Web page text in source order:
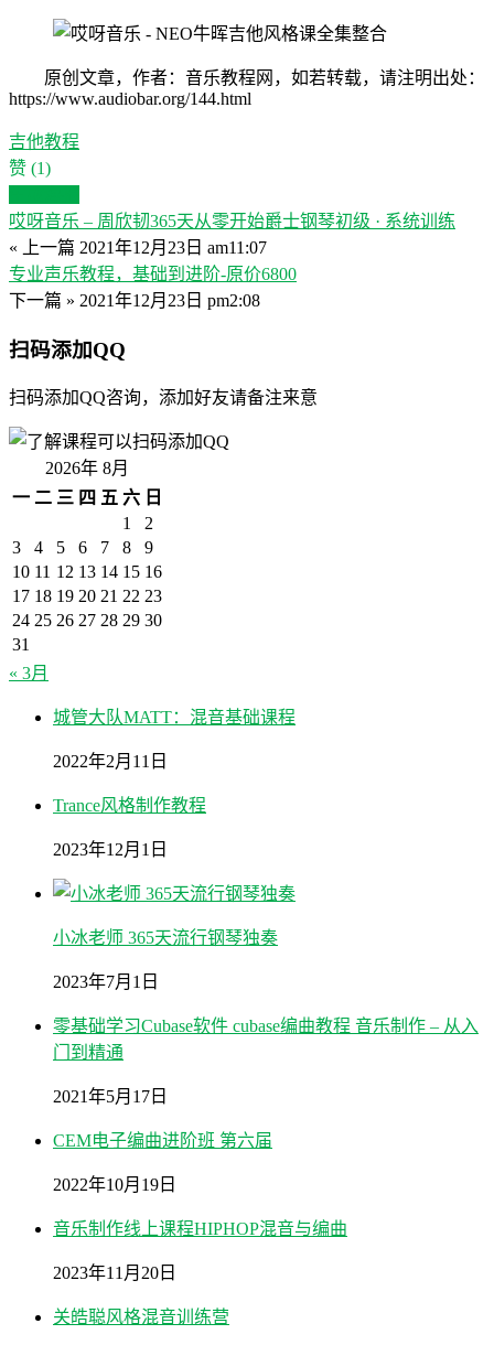
原创文章，作者：音乐教程网，如若转载，请注明出处：
https://www.audiobar.org/144.html
吉他教程
赞 (1)
哎呀音乐 – 周欣韧365天从零开始爵士钢琴初级 · 系统训练
« 上一篇 2021年12月23日 am11:07
专业声乐教程，基础到进阶-原价6800
下一篇 » 2021年12月23日 pm2:08
扫码添加QQ
扫码添加QQ咨询，添加好友请备注来意
2026年 8月
一 二 三 四 五 六 日
1
2
3
4 5 6 7 8
9
10 11 12 13 14 15 16
17 18 19 20 21 22 23
24 25 26 27 28 29 30
31
« 3月
城管大队MATT：混音基础课程
2022年2月11日
Trance风格制作教程
2023年12月1日
小冰老师 365天流行钢琴独奏
2023年7月1日
零基础学习Cubase软件 cubase编曲教程 音乐制作 – 从入
门到精通
2021年5月17日
CEM电子编曲进阶班 第六届
2022年10月19日
音乐制作线上课程HIPHOP混音与编曲
2023年11月20日
关皓聪风格混音训练营